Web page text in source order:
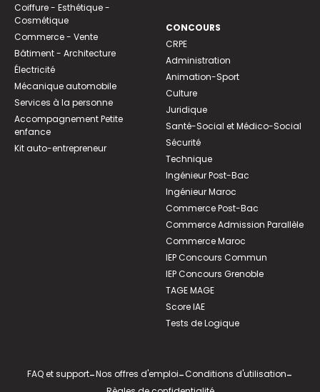
Coiffure - Esthétique -
Cosmétique
Commerce - Vente
Bâtiment - Architecture
Électricité
Mécanique automobile
Services à la personne
Accompagnement Petite
enfance
Kit auto-entrepreneur
CONCOURS
CRPE
Administration
Animation-Sport
Culture
Juridique
Santé-Social et Médico-Social
Sécurité
Technique
Ingénieur Post-Bac
Ingénieur Maroc
Commerce Post-Bac
Commerce Admission Parallèle
Commerce Maroc
IEP Concours Commun
IEP Concours Grenoble
TAGE MAGE
Score IAE
Tests de Logique
FAQ et support-Nos offres d'emploi-Conditions d'utilisation-